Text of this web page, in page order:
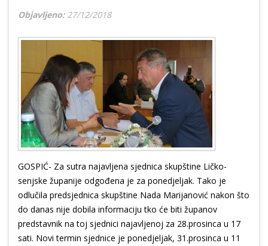
Objavljeno: 27/12/2018
GOSPIĆ- Za sutra najavljena sjednica skupštine Ličko-
senjske županije odgođena je za ponedjeljak. Tako je
odlučila predsjednica skupštine Nada Marijanović nakon što
do danas nije dobila informaciju tko će biti županov
predstavnik na toj sjednici najavljenoj za 28.prosinca u 17
sati. Novi termin sjednice je ponedjeljak, 31.prosinca u 11